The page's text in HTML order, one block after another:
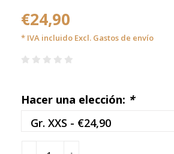
€24,90
* IVA incluido Excl. Gastos de envío
Hacer una elección: *